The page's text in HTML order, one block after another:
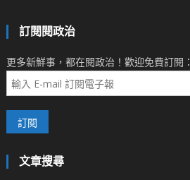
訂閱閱政治
更多新鮮事，都在閱政治！歡迎免費訂閱：
文章搜尋